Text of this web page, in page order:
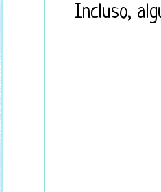
Incluso,